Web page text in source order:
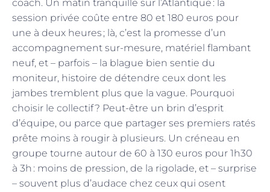
coach. Un matin tranquille sur l’Atlantique : la
session privée coûte entre 80 et 180 euros pour
une à deux heures ; là, c’est la promesse d’un
accompagnement sur-mesure, matériel flambant
neuf, et – parfois – la blague bien sentie du
moniteur, histoire de détendre ceux dont les
jambes tremblent plus que la vague. Pourquoi
choisir le collectif ? Peut-être un brin d’esprit
d’équipe, ou parce que partager ses premiers ratés
prête moins à rougir à plusieurs. Un créneau en
groupe tourne autour de 60 à 130 euros pour 1h30
à 3h : moins de pression, de la rigolade, et – surprise
– souvent plus d’audace chez ceux qui osent